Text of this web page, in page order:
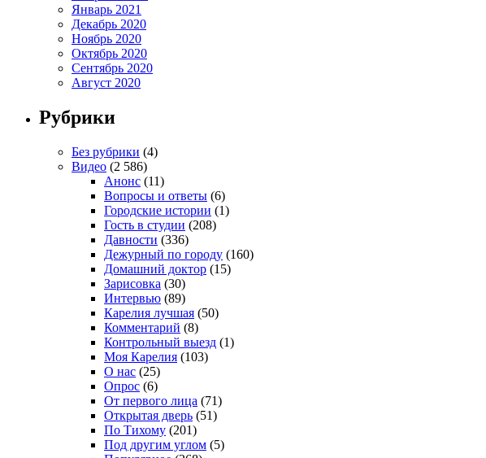
Январь 2021
Декабрь 2020
Ноябрь 2020
Октябрь 2020
Сентябрь 2020
Август 2020
Рубрики
Без рубрики (4)
Видео (2 586)
Анонс (11)
Вопросы и ответы (6)
Городские истории (1)
Гость в студии (208)
Давности (336)
Дежурный по городу (160)
Домашний доктор (15)
Зарисовка (30)
Интервью (89)
Карелия лучшая (50)
Комментарий (8)
Контрольный выезд (1)
Моя Карелия (103)
О нас (25)
Опрос (6)
От первого лица (71)
Открытая дверь (51)
По Тихому (201)
Под другим углом (5)